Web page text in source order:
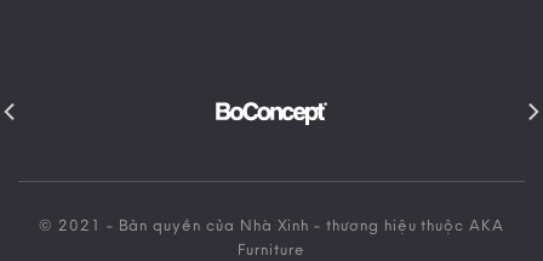
© 2021 - Bản quyền của Nhà Xinh - thương hiệu thuộc AKA
Furniture